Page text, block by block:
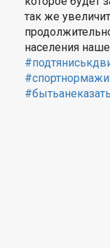
так же
населения